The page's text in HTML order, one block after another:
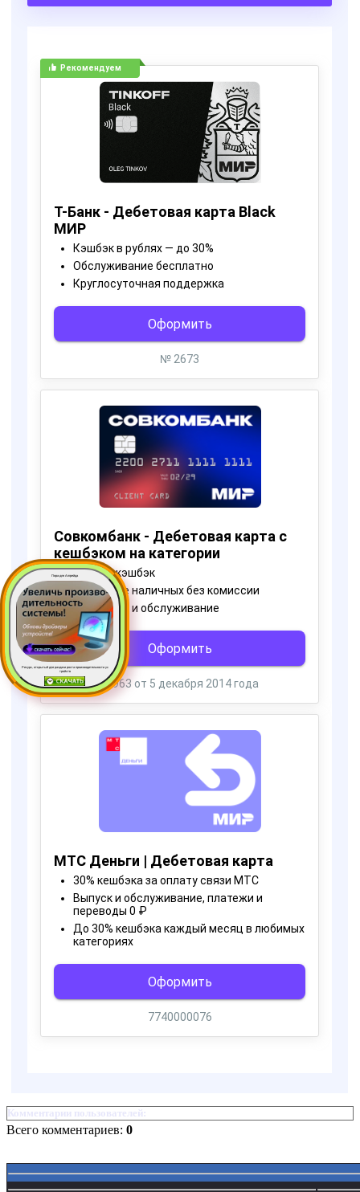
Пора для Апгрейда
Ресурс, открытый для раздачи роста производительности ус
тройств
Комментарии пользователей:
Всего комментариев: 0